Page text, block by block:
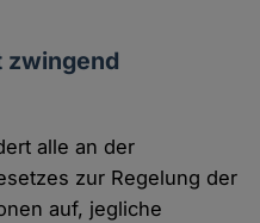
zwingend
alle an der
zur Regelung der
auf, jegliche